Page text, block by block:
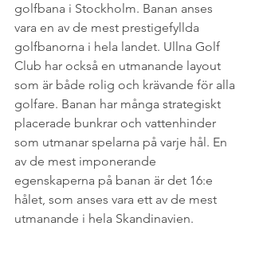
golfbana i Stockholm. Banan anses
vara en av de mest prestigefyllda
golfbanorna i hela landet. Ullna Golf
Club har också en utmanande layout
som är både rolig och krävande för alla
golfare. Banan har många strategiskt
placerade bunkrar och vattenhinder
som utmanar spelarna på varje hål. En
av de mest imponerande
egenskaperna på banan är det 16:e
hålet, som anses vara ett av de mest
utmanande i hela Skandinavien.